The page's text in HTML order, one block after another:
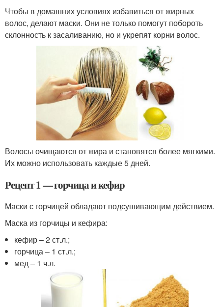
Чтобы в домашних условиях избавиться от жирных
волос, делают маски. Они не только помогут побороть
склонность к засаливанию, но и укрепят корни волос.
Волосы очищаются от жира и становятся более мягкими.
Их можно использовать каждые 5 дней.
Рецепт 1 — горчица и кефир
Маски с горчицей обладают подсушивающим действием.
Маска из горчицы и кефира:
кефир – 2 ст.л.;
горчица – 1 ст.л.;
мед – 1 ч.л.